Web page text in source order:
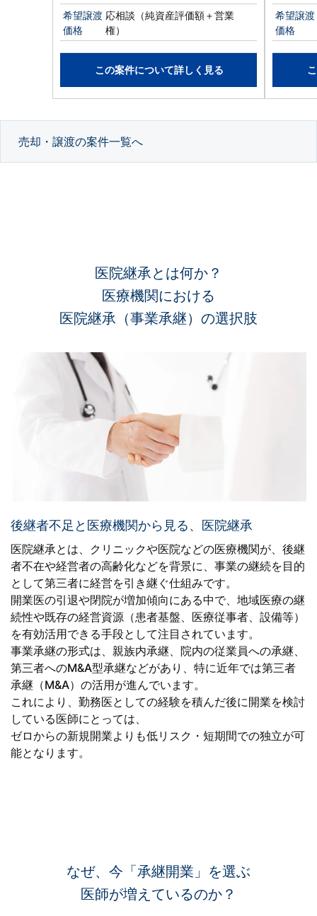
希望譲渡
価格
応相談（純資産評価額＋営業
権）
この案件について詳しく見る
希望譲渡
価格
売却・譲渡の案件一覧へ
医院継承とは何か？
医療機関における
医院継承（事業承継）の選択肢
後継者不足と医療機関から見る、医院継承
医院継承とは、クリニックや医院などの医療機関が、後継
者不在や経営者の高齢化などを背景に、事業の継続を目的
として第三者に経営を引き継ぐ仕組みです。
開業医の引退や閉院が増加傾向にある中で、地域医療の継
続性や既存の経営資源（患者基盤、医療従事者、設備等）
を有効活用できる手段として注目されています。
事業承継の形式は、親族内承継、院内の従業員への承継、
第三者へのM&A型承継などがあり、特に近年では第三者
承継（M&A）の活用が進んでいます。
これにより、勤務医としての経験を積んだ後に開業を検討
している医師にとっては、
ゼロからの新規開業よりも低リスク・短期間での独立が可
能となります。
なぜ、今「承継開業」を選ぶ
医師が増えているのか？